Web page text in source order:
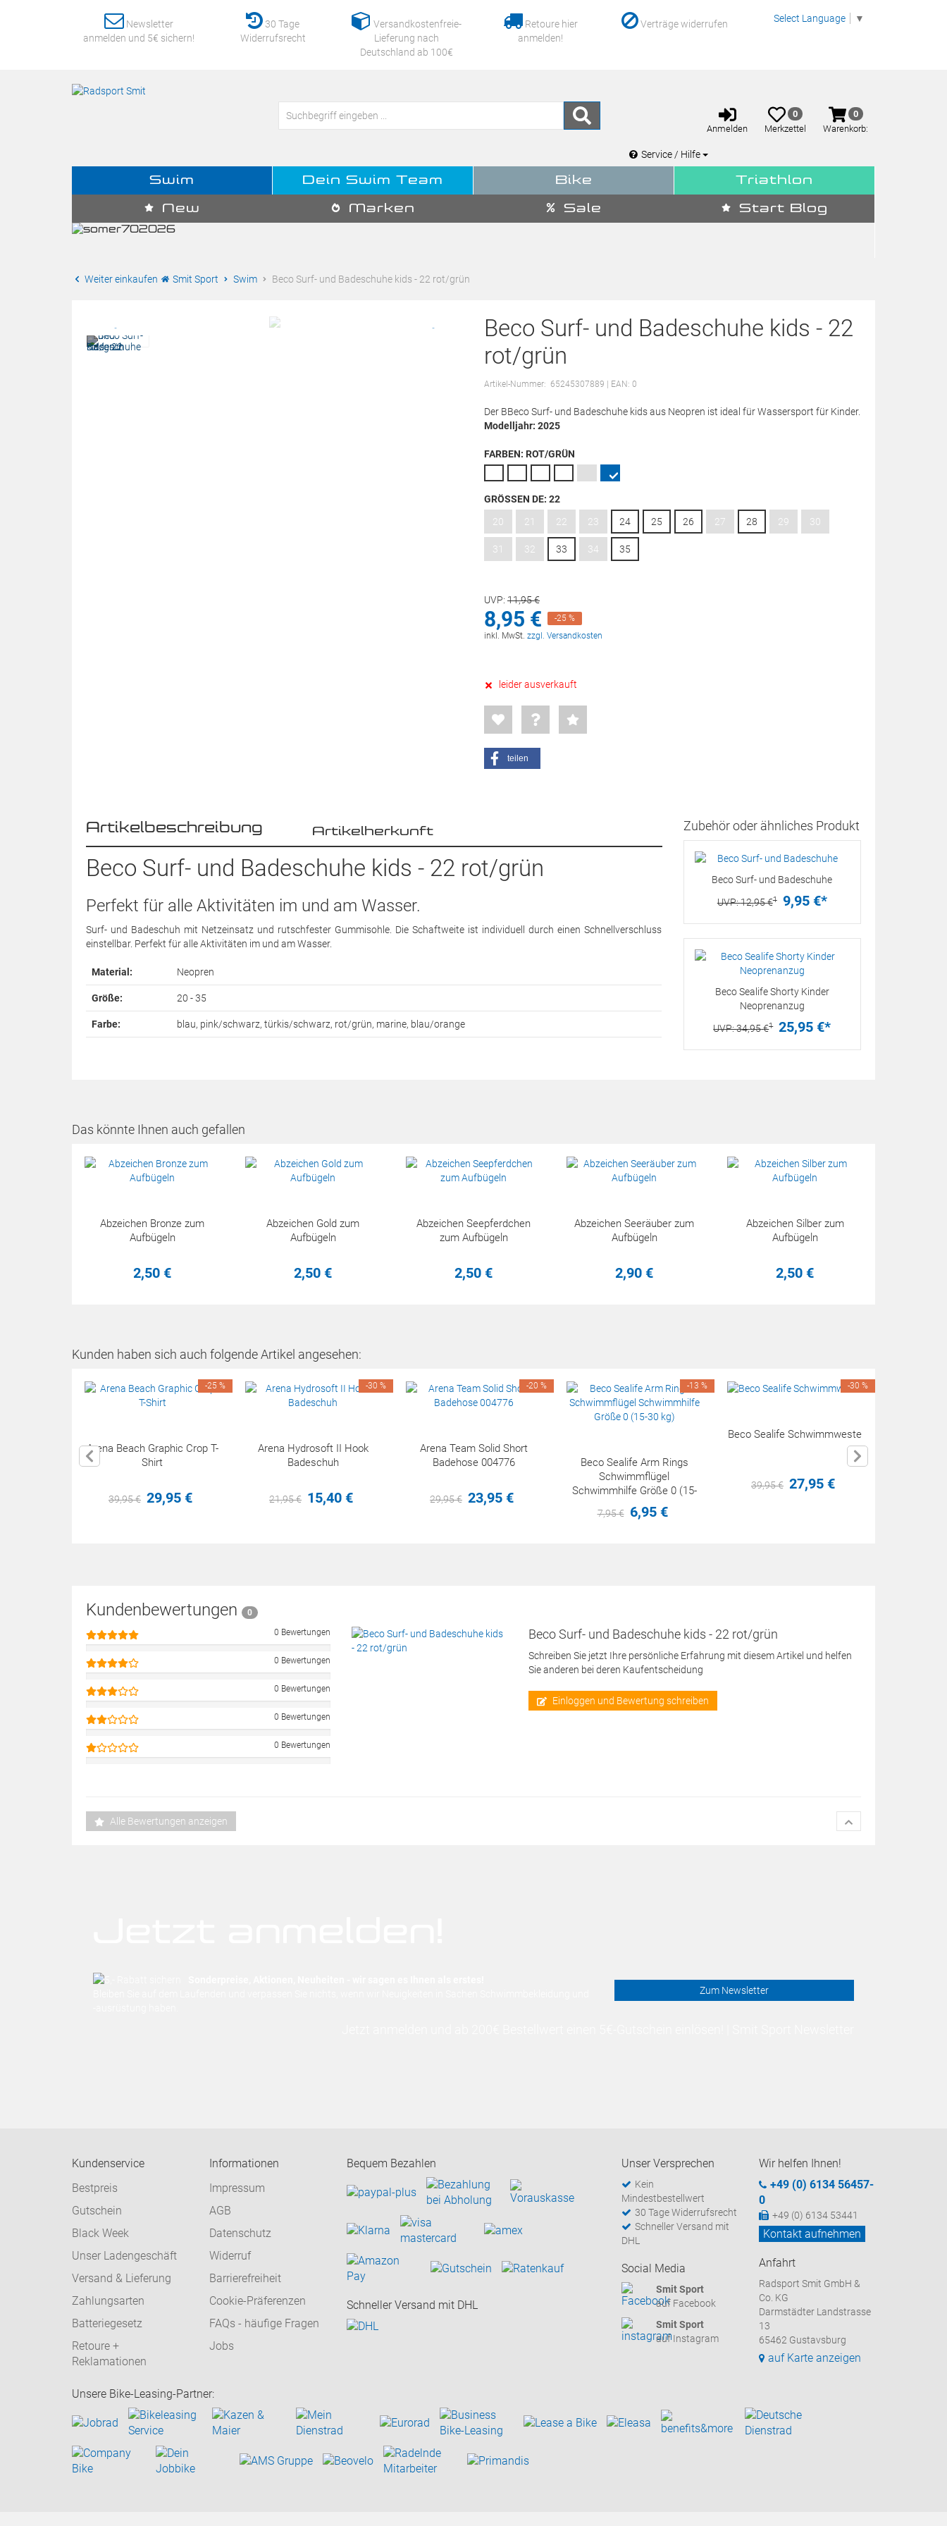
Newsletter
anmelden und 5€ sichern!
30 Tage
Widerrufsrecht
Versandkostenfreie-
Lieferung nach
Deutschland ab 100€
Retoure hier
anmelden!
Verträge widerrufen Select Language ▼
Anmelden
Merkzettel
aufklappen
0
Merkzettel
Warenkorb
aufklappen
0
Warenkorb:
Service / Hilfe
Swim Dein Swim Team Bike Triathlon
New Marken Sale Start Blog
Weiter einkaufen Smit Sport Swim Beco Surf- und Badeschuhe kids - 22 rot/grün
Beco Surf- und Badeschuhe kids - 22
rot/grün
Artikel-Nummer: 65245307889 | EAN: 0
Der BBeco Surf- und Badeschuhe kids aus Neopren ist ideal für Wassersport für Kinder.
Modelljahr: 2025
FARBEN: ROT/GRÜN
GRÖSSEN DE: 22
20
21 22 23 24 25 26 27 28 29 30
31 32 33 34 35
UVP: 11,95€
8,95 €
-25 %
inkl. MwSt. zzgl. Versandkosten
leider ausverkauft
teilen
Artikelbeschreibung Artikelherkunft
Beco Surf- und Badeschuhe kids - 22 rot/grün
Perfekt für alle Aktivitäten im und am Wasser.
Surf- und Badeschuh mit Netzeinsatz und rutschfester Gummisohle. Die Schaftweite ist individuell durch einen Schnellverschluss
einstellbar. Perfekt für alle Aktivitäten im und am Wasser.
Material: Neopren
Größe: 20 - 35
Farbe: blau, pink/schwarz, türkis/schwarz, rot/grün, marine, blau/orange
Zubehör oder ähnliches Produkt
Beco Surf- und Badeschuhe
UVP:12,95€1 9,95 €*
Beco Sealife Shorty Kinder
Neoprenanzug
UVP:34,95€1 25,95 €*
Das könnte Ihnen auch gefallen
Abzeichen Bronze zum
Aufbügeln
2,50 €
Abzeichen Gold zum
Aufbügeln
2,50 €
Abzeichen Seepferdchen
zum Aufbügeln
2,50 €
Abzeichen Seeräuber zum
Aufbügeln
2,90 €
Abzeichen Silber zum
Aufbügeln
2,50 €
Kunden haben sich auch folgende Artikel angesehen:
Arena Beach Graphic Crop T-
Shirt
39,95€ 29,95 €
-25 %
Arena Hydrosoft II Hook
Badeschuh
21,95€ 15,40 €
-30 %
Arena Team Solid Short
Badehose 004776
29,95€ 23,95 €
-20 %
Beco Sealife Arm Rings
Schwimmflügel
Schwimmhilfe Größe 0 (15-
30 kg)
7,95€ 6,95 €
-13 %
Beco Sealife Schwimmweste
39,95€ 27,95 €
-30 %
Kundenbewertungen
0
0 Bewertungen
0 Bewertungen
0 Bewertungen
0 Bewertungen
0 Bewertungen
Beco Surf- und Badeschuhe kids - 22 rot/grün
Schreiben Sie jetzt Ihre persönliche Erfahrung mit diesem Artikel und helfen
Sie anderen bei deren Kaufentscheidung
Einloggen und Bewertung schreiben
Alle Bewertungen anzeigen
Zum Newsletter
Kundenservice
Bestpreis
Gutschein
Black Week
Unser Ladengeschäft
Versand & Lieferung
Zahlungsarten
Batteriegesetz
Retoure +
Reklamationen
Informationen
Impressum
AGB
Datenschutz
Widerruf
Barrierefreiheit
Cookie-Präferenzen
FAQs - häufige Fragen
Jobs
Bequem Bezahlen
Schneller Versand mit DHL
Unser Versprechen
Kein
Mindestbestellwert
30 Tage Widerrufsrecht
Schneller Versand mit
DHL
Social Media
Smit Sport
auf Facebook
Smit Sport
auf Instagram
Wir helfen Ihnen!
+49 (0) 6134 56457-
0
+49 (0) 6134 53441
Kontakt aufnehmen
Anfahrt
Radsport Smit GmbH &
Co. KG
Darmstädter Landstrasse
13
65462 Gustavsburg
auf Karte anzeigen
Unsere Bike-Leasing-Partner: